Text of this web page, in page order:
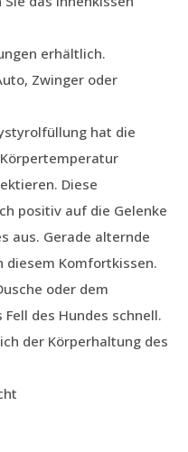
erhältlich.
Zwinger oder
hat die
Diese
positiv auf die Gelenke
aus. Gerade alternde
diesem Komfortkissen.
oder dem
des Hundes schnell.
der Körperhaltung des